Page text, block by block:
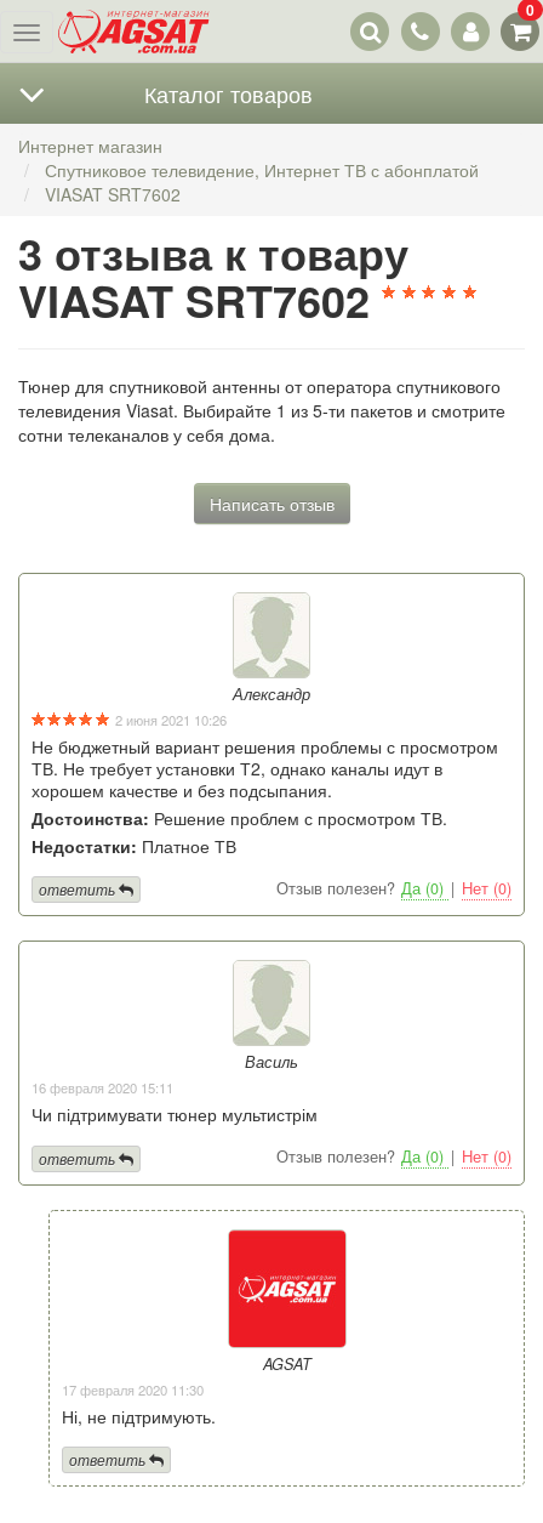
Меню
Наши
контакты
0
Каталог товаров
Интернет магазин
Спутниковое телевидение, Интернет ТВ с абонплатой
VIASAT SRT7602
3 отзыва к товару
VIASAT SRT7602
Тюнер для спутниковой антенны от оператора спутникового
телевидения Viasat. Выбирайте 1 из 5-ти пакетов и смотрите
сотни телеканалов у себя дома.
Написать отзыв
Александр
2 июня 2021 10:26
Не бюджетный вариант решения проблемы с просмотром
ТВ. Не требует установки Т2, однако каналы идут в
хорошем качестве и без подсыпания.
Достоинства: Решение проблем с просмотром ТВ.
Недостатки: Платное ТВ
Отзыв полезен? Да (0) | Нет (0)
ответить
Василь
16 февраля 2020 15:11
Чи підтримувати тюнер мультистрім
Отзыв полезен? Да (0) | Нет (0)
ответить
AGSAT
17 февраля 2020 11:30
Ні, не підтримують.
ответить